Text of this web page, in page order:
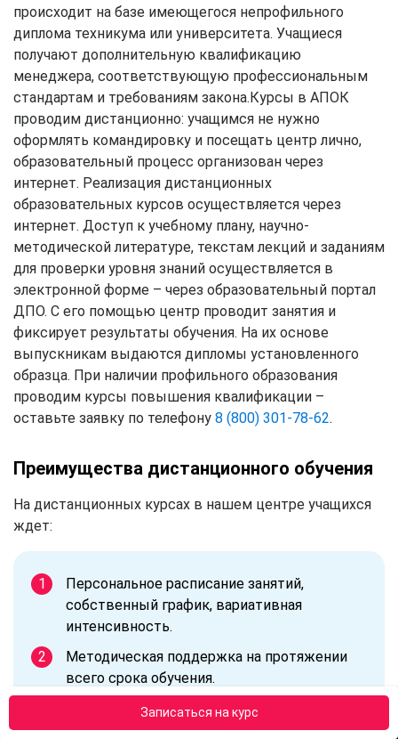
Записаться на курс
происходит на базе имеющегося непрофильного
диплома техникума или университета. Учащиеся
получают дополнительную квалификацию
менеджера, соответствующую профессиональным
стандартам и требованиям закона.Курсы в АПОК
проводим дистанционно: учащимся не нужно
оформлять командировку и посещать центр лично,
образовательный процесс организован через
интернет. Реализация дистанционных
образовательных курсов осуществляется через
интернет. Доступ к учебному плану, научно-
методической литературе, текстам лекций и заданиям
для проверки уровня знаний осуществляется в
электронной форме – через образовательный портал
ДПО. С его помощью центр проводит занятия и
фиксирует результаты обучения. На их основе
выпускникам выдаются дипломы установленного
образца. При наличии профильного образования
проводим курсы повышения квалификации –
оставьте заявку по телефону 8 (800) 301-78-62.
Преимущества дистанционного обучения
На дистанционных курсах в нашем центре учащихся
ждет:
Персональное расписание занятий,
собственный график, вариативная
интенсивность.
Методическая поддержка на протяжении
всего срока обучения.
Практика по месту работы.